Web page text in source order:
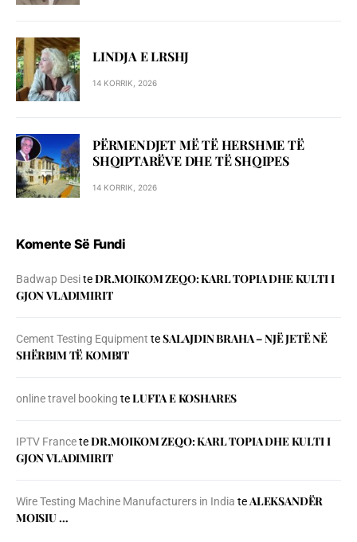
LINDJA E LRSHJ
14 KORRIK, 2026
PËRMENDJET MË TË HERSHME TË
SHQIPTARËVE DHE TË SHQIPES
14 KORRIK, 2026
Komente Së Fundi
Badwap DesiteDR.MOIKOM ZEQO: KARL TOPIA DHE KULTI I
GJON VLADIMIRIT
Cement Testing Equipment teSALAJDIN BRAHA – NJЁ JETЁ NЁ
SHЁRBIM TЁ KOMBIT
online travel booking teLUFTA E KOSHARES
IPTV FranceteDR.MOIKOM ZEQO: KARL TOPIA DHE KULTI I
GJON VLADIMIRIT
Wire Testing Machine Manufacturers in India teALEKSANDËR
MOISIU …